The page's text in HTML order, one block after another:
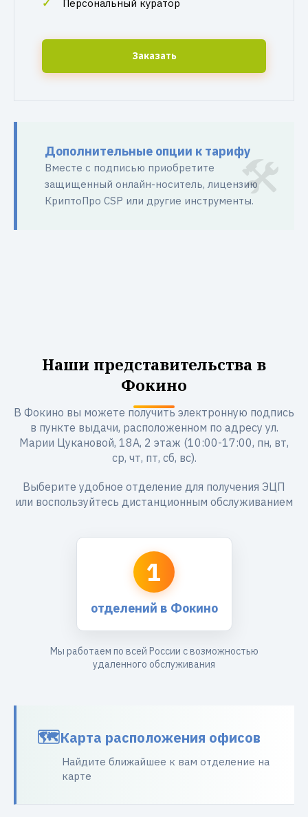
Персональный куратор
Заказать
Дополнительные опции к тарифу
Вместе с подписью приобретите
защищенный онлайн-носитель, лицензию
КриптоПро CSP или другие инструменты.
Наши представительства в
Фокино
В Фокино вы можете получить электронную подпись
в пункте выдачи, расположенном по адресу ул.
Марии Цукановой, 18А, 2 этаж (10:00-17:00, пн, вт,
ср, чт, пт, сб, вс).
Выберите удобное отделение для получения ЭЦП
или воспользуйтесь дистанционным обслуживанием
1
отделений в Фокино
Мы работаем по всей России с возможностью
удаленного обслуживания
Карта расположения офисов
Найдите ближайшее к вам отделение на
карте